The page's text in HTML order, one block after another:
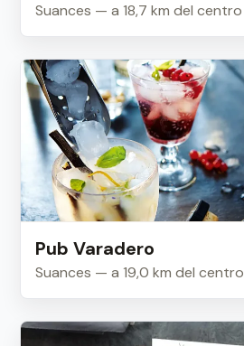
Suances — a 18,7 km del centro
Pub Varadero
Suances — a 19,0 km del centro